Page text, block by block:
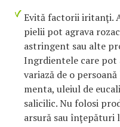
Evită factorii iritanţi.
pielii pot agrava
astringent sau alte
Ingrdientele care pot
variază de o
menta, uleiul de
salicilic. Nu folosi
arsură sau înţepături